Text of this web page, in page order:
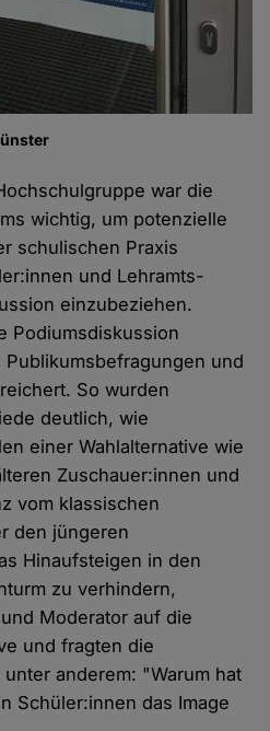
war die
wichtig, um potenzielle
schulischen Praxis
und Lehramts-
einzubeziehen.
Podiumsdiskussion
und
So wurden
deutlich, wie
einer Wahlalternative wie
Zuschauer:innen und
vom klassischen
den jüngeren
Hinaufsteigen in den
zu verhindern,
Moderator auf die
und fragten die
anderem: "Warum hat
Schüler:innen das Image